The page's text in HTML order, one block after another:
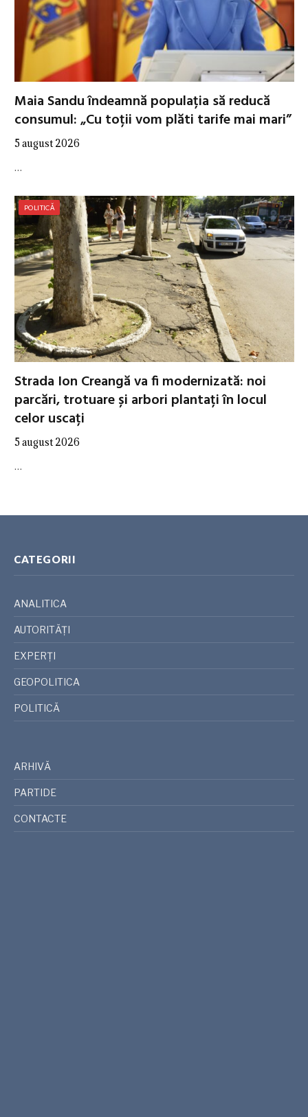
Maia Sandu îndeamnă populația să reducă
consumul: „Cu toții vom plăti tarife mai mari”
5 august 2026
…
POLITICĂ
Strada Ion Creangă va fi modernizată: noi
parcări, trotuare și arbori plantați în locul
celor uscați
5 august 2026
…
CATEGORII
ANALITICA
AUTORITĂȚI
EXPERȚI
GEOPOLITICA
POLITICĂ
ARHIVĂ
PARTIDE
CONTACTE